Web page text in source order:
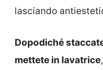
lasciando
Dopodiché
mettete in lavatrice